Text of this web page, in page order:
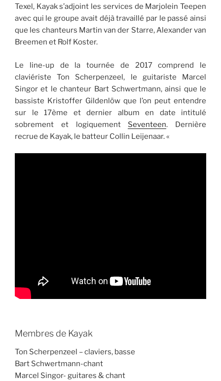
Texel, Kayak s’adjoint les services de Marjolein Teepen
avec qui le groupe avait déjà travaillé par le passé ainsi
que les chanteurs Martin van der Starre, Alexander van
Breemen et Rolf Koster.
Le line-up de la tournée de 2017 comprend le
claviériste Ton Scherpenzeel, le guitariste Marcel
Singor et le chanteur Bart Schwertmann, ainsi que le
bassiste Kristoffer Gildenlöw que l’on peut entendre
sur le 17ème et dernier album en date intitulé
sobrement et logiquement Seventeen. Dernière
recrue de Kayak, le batteur Collin Leijenaar. «
Membres de Kayak
Ton Scherpenzeel – claviers, basse
Bart Schwertmann-chant
Marcel Singor- guitares & chant